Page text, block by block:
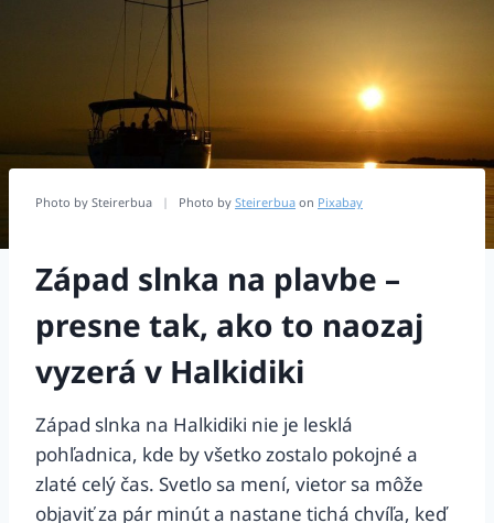
Photo by Steirerbua | Photo by Steirerbua on Pixabay
Západ slnka na plavbe –
presne tak, ako to naozaj
vyzerá v Halkidiki
Západ slnka na Halkidiki nie je lesklá
pohľadnica, kde by všetko zostalo pokojné a
zlaté celý čas. Svetlo sa mení, vietor sa môže
objaviť za pár minút a nastane tichá chvíľa, keď